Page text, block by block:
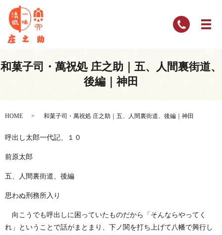
和菓子司・萬祝処 庄之助｜五、人間裏街道、
後編｜神田
HOME 和菓子司・萬祝処 庄之助｜五、人間裏街道、後編｜神田
呼出し太郎一代記、１０
前原太郎
五、人間裏街道、後編
思わぬ刑務所入り
向こうでも呼出しに困っていたものだから「そんならやってく
れ」ということで話がまとまり、下ノ関を打ち上げて八幡で興行し